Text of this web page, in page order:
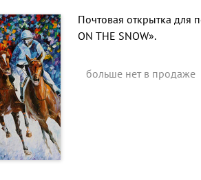
Почтовая открытка для
ON THE SNOW».
больше нет в продаже